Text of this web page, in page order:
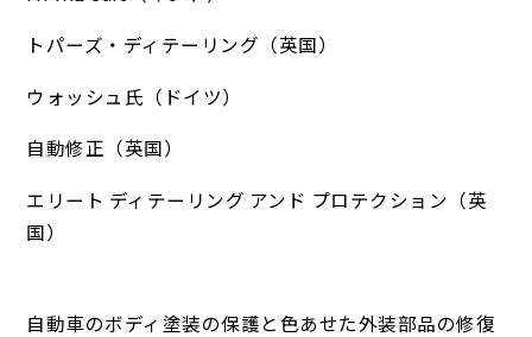
トパーズ・ディテーリング（英国）
ウォッシュ氏（ドイツ）
自動修正（英国）
エリート ディテーリング アンド プロテクション（英
国）
自動車のボディ塗装の保護と色あせた外装部品の修復